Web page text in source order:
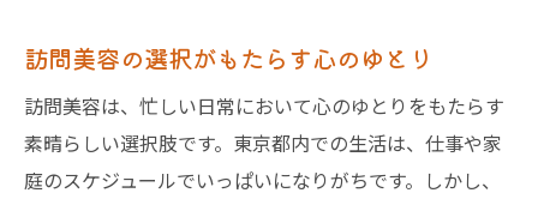
訪問美容のメリットを最大限に活かすため
に
利用前に知っておくべき訪問美容のデメリ
ット
訪問美容の選択がもたらす心のゆとり
訪問美容は、忙しい日常において心のゆとりをもたらす
素晴らしい選択肢です。東京都内での生活は、仕事や家
庭のスケジュールでいっぱいになりがちです。しかし、